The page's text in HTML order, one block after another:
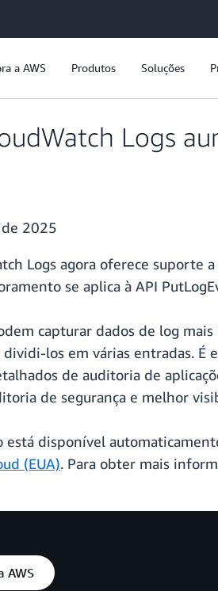
a AWS Produtos Soluções
Logs
2025
Logs agora oferece
se aplica à API
capturar dados de log
los em várias entradas. É
de auditoria de
de segurança e melhor
disponível
(EUA). Para obter mais
AWS